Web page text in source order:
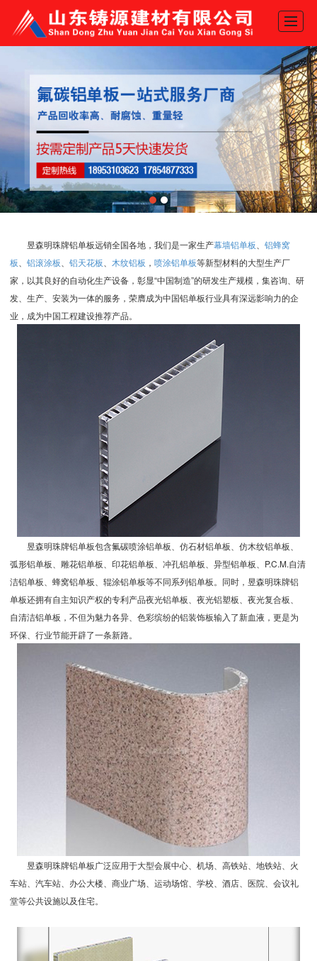
产品展示
关于我们
新闻动态
工程案例
推荐产品
联系我们
昱森明珠牌铝单板远销全国各地 ，我们是一家生产幕墙铝单板 、铝蜂窝
板 、铝滚涂板 、铝天花板 木纹铝板 ，喷涂铝单板等新型材料的大型生产厂
家，以其良好的自动化生产设备，彰显“中国制造”的研发生产规模，集咨询、研
发、生产、安装为一体的服务，荣膺成为中国铝单板行业具有深远影响力的企
业，成为中国工程建设推荐产品。
昱森明珠牌铝单板包含氟碳喷涂铝单板、仿石材铝单板、仿木纹铝单板、
弧形铝单板、雕花铝单板、印花铝单板、冲孔铝单板、异型铝单板、P.C.M.自清
洁铝单板、蜂窝铝单板、辊涂铝单板等不同系列铝单板。同时， 昱森明珠牌铝
单板还拥有自主知识产权的专利产品夜光铝单板、夜光铝塑板、夜光复合板、
自清洁铝单板，不但为魅力各异、色彩缤纷的铝装饰板输入了新血液，更是为
环保、行业节能开辟了一条新路。
昱森明珠牌铝单板广泛应用于大型会展中心、机场、高铁站、地铁站、火
车站、汽车站、办公大楼、商业广场、运动场馆、学校、酒店、医院、会议礼
堂等公共设施以及住宅。